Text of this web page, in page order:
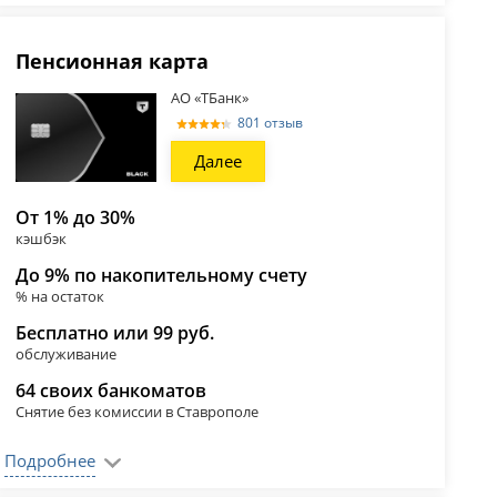
Пенсионная карта
АО «ТБанк»
801 отзыв
Далее
От 1% до 30%
кэшбэк
До 9% по накопительному счету
% на остаток
Бесплатно или 99 руб.
обслуживание
64 своих банкоматов
Снятие без комиссии в Ставрополе
Подробнее